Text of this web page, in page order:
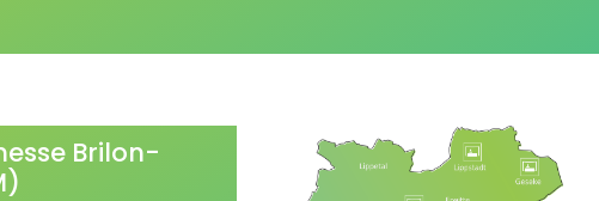
Brilon-